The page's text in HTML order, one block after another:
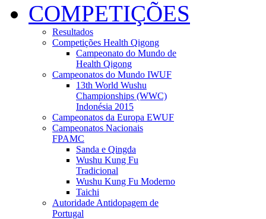
COMPETIÇÕES
Resultados
Competições Health Qigong
Campeonato do Mundo de
Health Qigong
Campeonatos do Mundo IWUF
13th World Wushu
Championships (WWC)
Indonésia 2015
Campeonatos da Europa EWUF
Campeonatos Nacionais
FPAMC
Sanda e Qingda
Wushu Kung Fu
Tradicional
Wushu Kung Fu Moderno
Taichi
Autoridade Antidopagem de
Portugal